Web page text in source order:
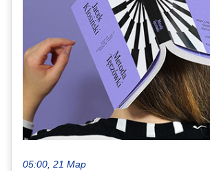
05:00, 21 Мар